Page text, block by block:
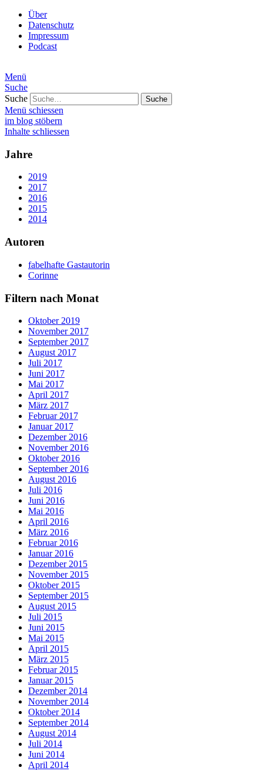
Über
Datenschutz
Impressum
Podcast
Menü
Suche
Suche
Menü schiessen
im blog stöbern
Inhalte schliessen
Jahre
2019
2017
2016
2015
2014
Autoren
fabelhafte Gastautorin
Corinne
Filtern nach Monat
Oktober 2019
November 2017
September 2017
August 2017
Juli 2017
Juni 2017
Mai 2017
April 2017
März 2017
Februar 2017
Januar 2017
Dezember 2016
November 2016
Oktober 2016
September 2016
August 2016
Juli 2016
Juni 2016
Mai 2016
April 2016
März 2016
Februar 2016
Januar 2016
Dezember 2015
November 2015
Oktober 2015
September 2015
August 2015
Juli 2015
Juni 2015
Mai 2015
April 2015
März 2015
Februar 2015
Januar 2015
Dezember 2014
November 2014
Oktober 2014
September 2014
August 2014
Juli 2014
Juni 2014
April 2014